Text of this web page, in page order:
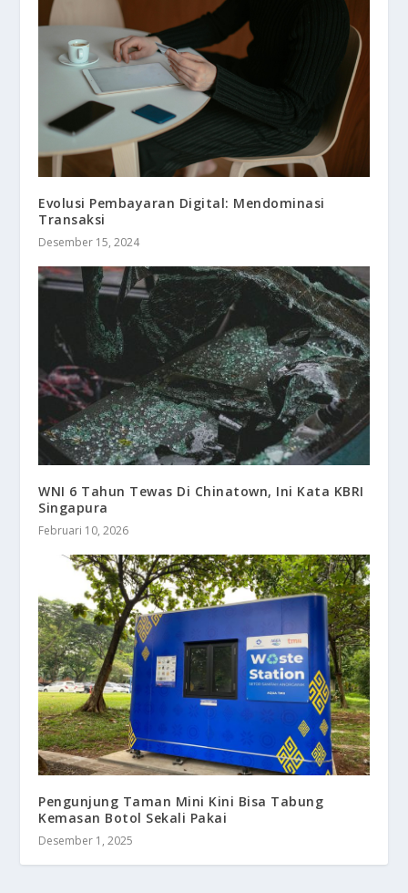
Evolusi Pembayaran Digital: Mendominasi
Transaksi
Desember 15, 2024
WNI 6 Tahun Tewas Di Chinatown, Ini Kata KBRI
Singapura
Februari 10, 2026
Pengunjung Taman Mini Kini Bisa Tabung
Kemasan Botol Sekali Pakai
Desember 1, 2025